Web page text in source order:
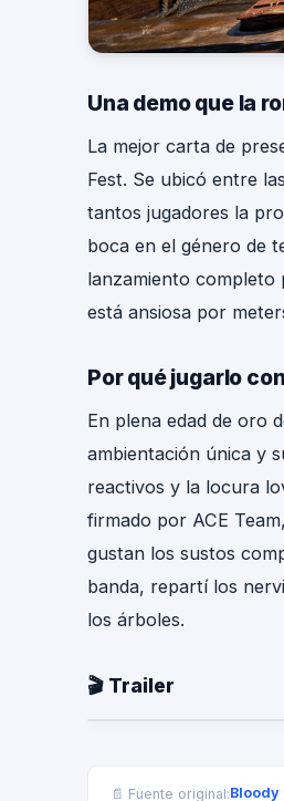
Una demo que la
La mejor carta de
Fest. Se ubicó entre
tantos jugadores la
boca en el género de
lanzamiento completo
está ansiosa por
Por qué jugarlo
En plena edad de oro
ambientación única y
reactivos y la locura
firmado por ACE
gustan los sustos
banda, repartí los
los árboles.
🎬 Trailer
📄 Fuente original: